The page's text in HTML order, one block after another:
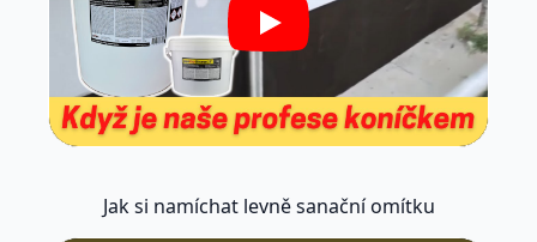
Play
Jak si namíchat levně sanační omítku